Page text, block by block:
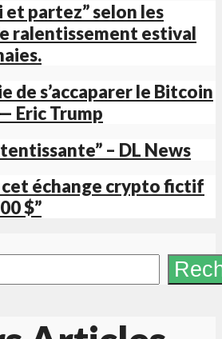
et partez” selon les
ralentissement estival
de s’accaparer le Bitcoin
Eric Trump
– DL News
cet échange crypto fictif
$”